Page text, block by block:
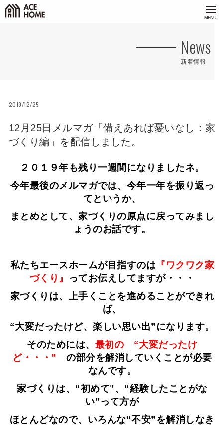
News
新着情報
2019/12/25
12月25日メルマガ「備えあれば憂いなし：家
づくり編」を配信しました。
２０１９年も残り一週間になりましたネ。
今年最後のメルマガでは、今年一年を振り返っ
てというか、
まとめとして、家づくりの原点に戻ってみまし
ょうのお話です。
私たちエースホームが目指すのは 『ワクワク家
づくり』
ってお伝えしてますが・・・
家づくりは、上手くことを進めることができれ
ば、
“大変だったけど、楽しい思い出”になります。
そのためには、 最初の “大変だったけ
ど・・・”の部分を解消していくことが必要
なんです。
家づくりは、“初めて”、“経験したことがな
い”って方が
ほとんどなので、いろんな“不安”を解消しなき